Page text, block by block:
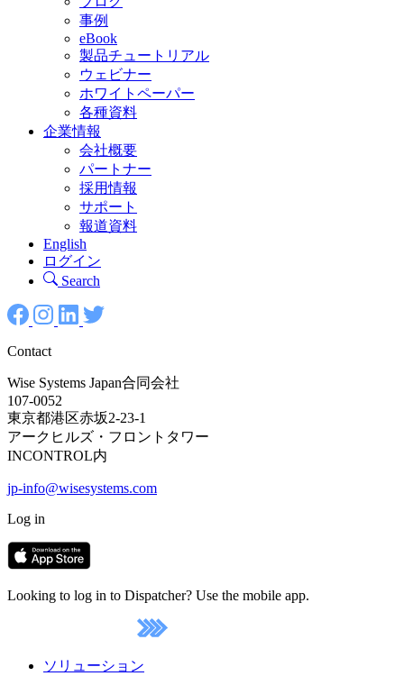
事例
eBook
製品チュートリアル
ウェビナー
ホワイトペーパー
各種資料
企業情報
会社概要
パートナー
採用情報
サポート
報道資料
English
ログイン
Search
Contact
Wise Systems Japan合同会社
107-0052
東京都港区赤坂2-23-1
アークヒルズ・フロントタワー
INCONTROL内
jp-info@wisesystems.com
Log in
Looking to log in to Dispatcher? Use the mobile app.
ソリューション